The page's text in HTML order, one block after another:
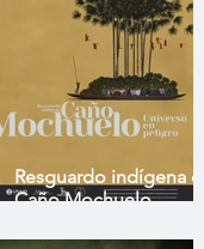
Resguardo indígena de
Caño Mochuelo